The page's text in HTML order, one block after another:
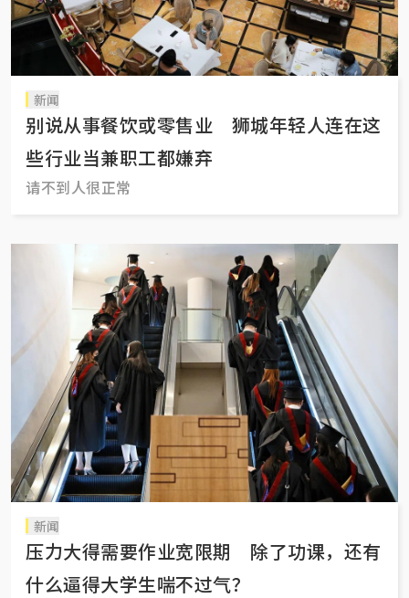
新闻
别说从事餐饮或零售业 狮城年轻人连在这
些行业当兼职工都嫌弃
请不到人很正常
新闻
压力大得需要作业宽限期 除了功课，还有
什么逼得大学生喘不过气？